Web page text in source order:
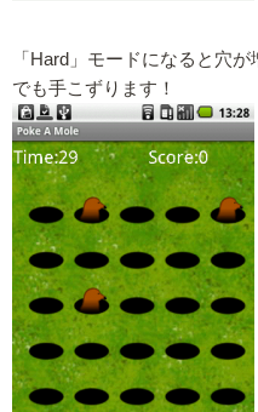
「Hard」モードになると穴
でも手こずります！